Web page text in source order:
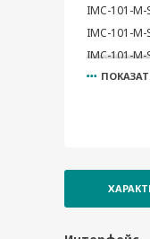
IMC-101-M-
IMC-101-M-
IMC-101-M-
IMC-101-M-
IMC-101-M-
IMC-101-
IMC-101-M-
IMC-101-M-